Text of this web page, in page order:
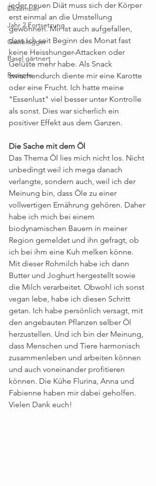
Dezember
Jahr 2 Fortsetzung
Gastblogger
Basel gärtnert
Rezepte
jeder neuen Diät muss sich der Körper
erst einmal an die Umstellung
gewöhnen. Mir ist auch aufgefallen,
dass ich seit Beginn des Monat fast
keine Heisshunger-Attacken oder
Gelüste mehr habe. Als Snack
zwischendurch diente mir eine Karotte
oder eine Frucht. Ich hatte meine
"Essenlust" viel besser unter Kontrolle
als sonst. Dies war sicherlich ein
positiver Effekt aus dem Ganzen.
Die Sache mit dem Öl
Das Thema Öl lies mich nicht los. Nicht
unbedingt weil ich mega danach
verlangte, sondern auch, weil ich der
Meinung bin, dass Öle zu einer
vollwertigen Ernährung gehören. Daher
habe ich mich bei einem
biodynamischen Bauern in meiner
Region gemeldet und ihn gefragt, ob
ich bei ihm eine Kuh melken könne.
Mit dieser Rohmilch habe ich dann
Butter und Joghurt hergestellt sowie
die Milch verarbeitet. Obwohl ich sonst
vegan lebe, habe ich diesen Schritt
getan. Ich habe persönlich versagt, mit
den angebauten Pflanzen selber Öl
herzustellen. Und ich bin der Meinung,
dass Menschen und Tiere harmonisch
zusammenleben und arbeiten können
und auch voneinander profitieren
können. Die Kühe Flurina, Anna und
Fabienne haben mir dabei geholfen.
Vielen Dank euch!